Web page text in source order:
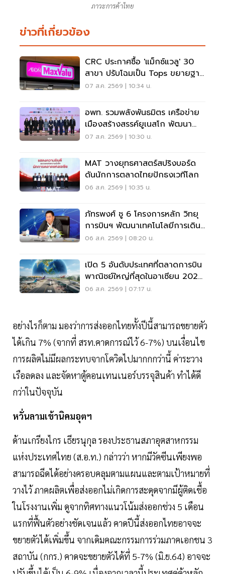
ภาวะการค้าไทย
ข่าวที่เกี่ยวข้อง
CRC ประกาศซื้อ 'แม็กซ์แวลู' 30
สาขา ปรับโฉมเป็น Tops ขยายฐาน
ลูกค้าเพิ่ม 9 แสนราย
07 ส.ค. 2569 | 10:34 น.
อพท. รวมพลังพันธมิตร เครือข่าย
เมืองสร้างสรรค์ยูเนสโก พัฒนา
เมืองอย่างยั่งยืน
07 ส.ค. 2569 | 10:30 น.
MAT วางยุทธศาสตร์สปริงบอร์ด
ดันนักการตลาดไทยปักธงเวทีโลก
06 ส.ค. 2569 | 10:35 น.
ภัทรพงศ์ ชู 6 โครงการหลัก วิทยุ
การบินฯ พัฒนาเทคโนโลยีการเดิน
อากาศ การบินยุคใหม่
06 ส.ค. 2569 | 08:20 น.
เปิด 5 อันดับประเทศที่ตลาดการบิน
พาณิชย์ใหญ่ที่สุดในอาเซียน 2026
เวียดนามแซงไทยแล้ว
06 ส.ค. 2569 | 07:17 น.
อย่างไรก็ตาม มองว่าการส่งออกไทยทั้งปีนี้สามารถขยายตัว
ได้เกิน 7% (จากที่ สรท.คาดการณ์ไว้ 6-7%) บนเงื่อนไข
การผลิตไม่มีผลกระทบจากโควิดไปมากกกว่านี้ ค่าระวาง
เรือลดลง และจัดหาตู้คอนเทนเนอร์บรรจุสินค้า ทำได้ดี
กว่าในปัจจุบัน
หวั่นลามเข้านิคมอุตฯ
ด้านเกรียงไกร เธียรนุกุล รองประธานสภาอุตสาหกรรม
แห่งประเทศไทย (ส.อ.ท.) กล่าวว่า หากมีวัคซีนเพียงพอ
สามารถฉีดได้อย่างครอบคลุมตามแผนและตามเป้าหมายที่
วางไว้ ภาคผลิตเพื่อส่งออกไม่เกิดการสะดุดจากมีผู้ติดเชื้อ
ในโรงงานเพิ่ม ดูจากทิศทางแนวโน้มส่งออกช่วง 5 เดือน
แรกที่ฟื้นตัวอย่างชัดเจนแล้ว คาดปีนี้ส่งออกไทยอาจจะ
ขยายตัวได้เพิ่มขึ้น จากเดิมคณะกรรมการร่วมภาคเอกชน 3
สถาบัน (กกร.) คาดจะขยายตัวได้ที่ 5-7% (มิ.ย.64) อาจจะ